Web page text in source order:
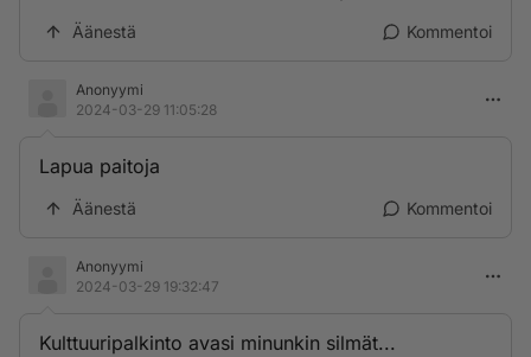
Äänestä Kommentoi
Anonyymi
2024-03-29 11:05:28
Lapua paitoja
Äänestä Kommentoi
Anonyymi
2024-03-29 19:32:47
Kulttuuripalkinto avasi minunkin silmät...